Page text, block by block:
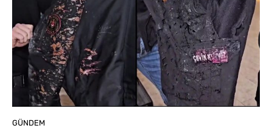
GÜNDEM